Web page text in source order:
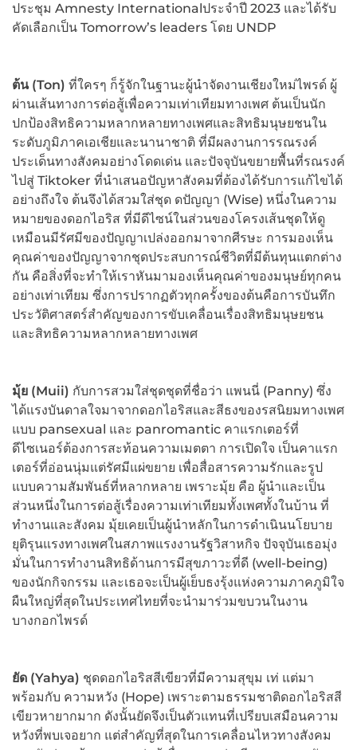
ประชุม Amnesty Internationalประจำปี 2023 และได้รับ
คัดเลือกเป็น Tomorrow’s leaders โดย UNDP
ต้น (Ton) ที่ใครๆ ก็รู้จักในฐานะผู้นำจัดงานเชียงใหม่ไพรด์ ผู้
ผ่านเส้นทางการต่อสู้เพื่อความเท่าเทียมทางเพศ ต้นเป็นนัก
ปกป้องสิทธิความหลากหลายทางเพศและสิทธิมนุษยชนใน
ระดับภูมิภาคเอเชียและนานาชาติ ที่มีผลงานการรณรงค์
ประเด็นทางสังคมอย่างโดดเด่น และปัจจุบันขยายพื้นที่รณรงค์
ไปสู่ Tiktoker ที่นำเสนอปัญหาสังคมที่ต้องได้รับการแก้ไขได้
อย่างถึงใจ ต้นจึงได้สวมใส่ชุด ดปัญญา (Wise) หนึ่งในความ
หมายของดอกไอริส ที่มีดีไซน์ในส่วนของโครงเส้นชุดให้ดู
เหมือนมีรัศมีของปัญญาเปล่งออกมาจากศีรษะ การมองเห็น
คุณค่าของปัญญาจากชุดประสบการณ์ชีวิตที่มีต้นทุนแตกต่าง
กัน คือสิ่งที่จะทำให้เราหันมามองเห็นคุณค่าของมนุษย์ทุกคน
อย่างเท่าเทียม ซึ่งการปรากฏตัวทุกครั้งของต้นคือการบันทึก
ประวัติศาสตร์สำคัญของการขับเคลื่อนเรื่องสิทธิมนุษยชน
และสิทธิความหลากหลายทางเพศ
มุ้ย (Muii) กับการสวมใส่ชุดชุดที่ชื่อว่า แพนนี่ (Panny) ซึ่ง
ได้แรงบันดาลใจมาจากดอกไอริสและสีธงของรสนิยมทางเพศ
แบบ pansexual และ panromantic คาแรกเตอร์ที่
ดีไซเนอร์ต้องการสะท้อนความเมตตา การเปิดใจ เป็นคาแรก
เตอร์ที่อ่อนนุ่มแต่รัศมีแผ่ขยาย เพื่อสื่อสารความรักและรูป
แบบความสัมพันธ์ที่หลากหลาย เพราะมุ้ย คือ ผู้นำและเป็น
ส่วนหนึ่งในการต่อสู้เรื่องความเท่าเทียมทั้งเพศทั้งในบ้าน ที่
ทำงานและสังคม มุ้ยเคยเป็นผู้นำหลักในการดำเนินนโยบาย
ยุติรุนแรงทางเพศในสภาพแรงงานรัฐวิสาหกิจ ปัจจุบันเธอมุ่ง
มั่นในการทำงานสิทธิด้านการมีสุขภาวะที่ดี (well-being)
ของนักกิจกรรม และเธอจะเป็นผู้เย็บธงรุ้งแห่งความภาคภูมิใจ
ผืนใหญ่ที่สุดในประเทศไทยที่จะนำมาร่วมขบวนในงาน
บางกอกไพรด์
ยัด (Yahya) ชุดดอกไอริสสีเขียวที่มีความสุขุม เท่ แต่มา
พร้อมกับ ความหวัง (Hope) เพราะตามธรรมชาติดอกไอริสสี
เขียวหายากมาก ดังนั้นยัดจึงเป็นตัวแทนที่เปรียบเสมือนความ
หวังที่พบเจอยาก แต่สำคัญที่สุดในการเคลื่อนไหวทางสังคม